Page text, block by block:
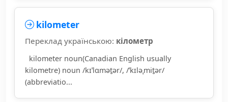
kilometer
Переклад українською: кілометр
kilometer noun(Canadian English usually
kilometre) noun /kɪˈlɑmət̮ər/, /ˈkɪləˌmit̮ər/
(abbreviatio...